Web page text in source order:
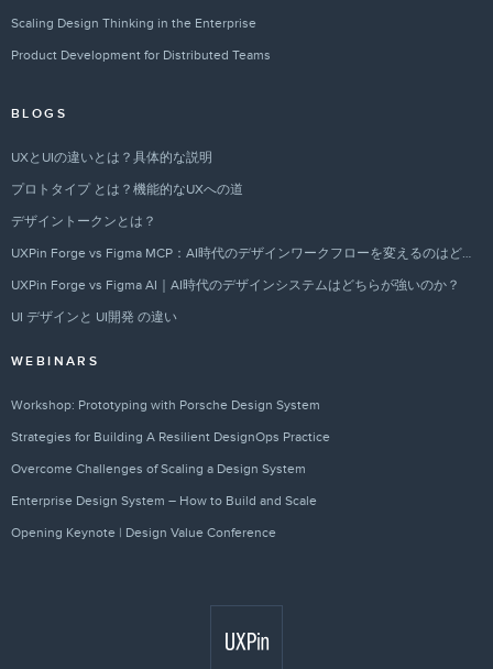
Scaling Design Thinking in the Enterprise
Product Development for Distributed Teams
BLOGS
UXとUIの違いとは？具体的な説明
プロトタイプ とは？機能的なUXへの道
デザイントークンとは？
UXPin Forge vs Figma MCP：AI時代のデザインワークフローを変えるのはどちらか？
UXPin Forge vs Figma AI｜AI時代のデザインシステムはどちらが強いのか？
UI デザインと UI開発 の違い
WEBINARS
Workshop: Prototyping with Porsche Design System
Strategies for Building A Resilient DesignOps Practice
Overcome Challenges of Scaling a Design System
Enterprise Design System – How to Build and Scale
Opening Keynote | Design Value Conference